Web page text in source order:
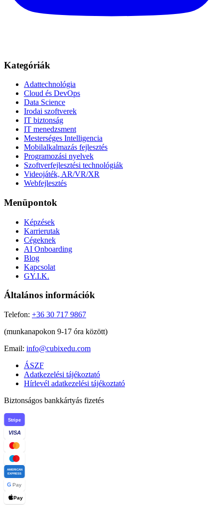
Kategóriák
Adattechnológia
Cloud és DevOps
Data Science
Irodai szoftverek
IT biztonság
IT menedzsment
Mesterséges Intelligencia
Mobilalkalmazás fejlesztés
Programozási nyelvek
Szoftverfejlesztési technológiák
Videojáték, AR/VR/XR
Webfejlesztés
Menüpontok
Képzések
Karrierutak
Cégeknek
AI Onboarding
Blog
Kapcsolat
GY.I.K.
Általános információk
Telefon: +36 30 717 9867
(munkanapokon 9-17 óra között)
Email: info@cubixedu.com
ÁSZF
Adatkezelési tájékoztató
Hírlevél adatkezelési tájékoztató
Biztonságos bankkártyás fizetés
Stripe
VISA
AMERICAN
EXPRESS
G Pay
Pay